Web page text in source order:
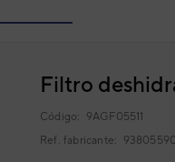
Filtro
Código: 9AGF05511
Ref. fabricante: